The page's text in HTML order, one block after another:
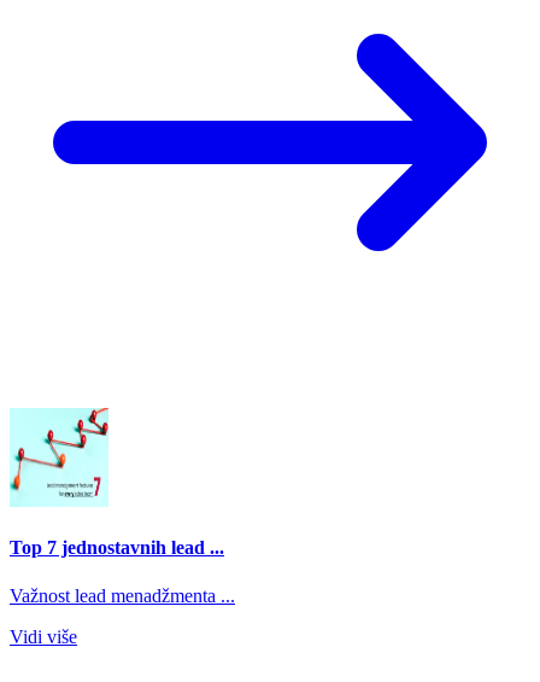
Top 7 jednostavnih lead ...
Važnost lead menadžmenta ...
Vidi više